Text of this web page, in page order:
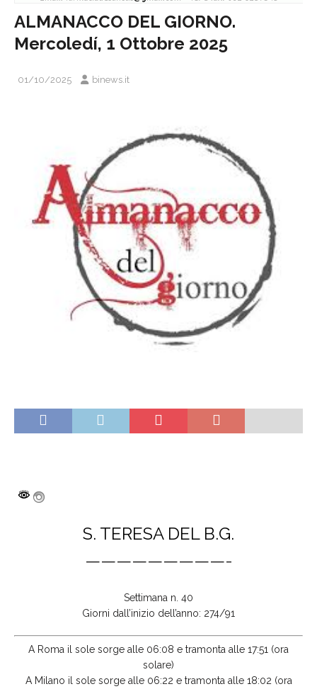
ALMANACCO DEL GIORNO.
Mercoledí, 1 Ottobre 2025
01/10/2025 binews.it
S. TERESA DEL B.G.
—————————-
Settimana n. 40
Giorni dall’inizio dell’anno: 274/91
A Roma il sole sorge alle 06:08 e tramonta alle 17:51 (ora
solare)
A Milano il sole sorge alle 06:22 e tramonta alle 18:02 (ora